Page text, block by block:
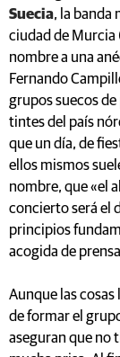
Suecia, la banda
ciudad de Murcia
nombre a una
Fernando
grupos suecos
tintes del país
que un día, de
ellos mismos
nombre, que «el
concierto será el
principios
acogida de
Aunque las cosas
de formar el
aseguran que no